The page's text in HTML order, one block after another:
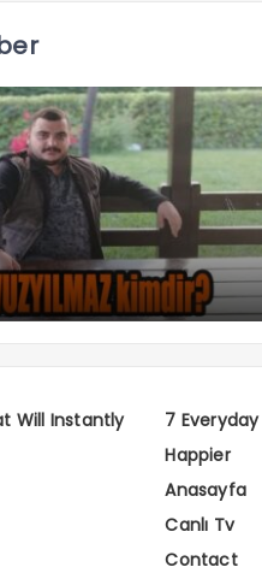
Will Instantly
7
Happier
Anasayfa
Canlı Tv
Contact